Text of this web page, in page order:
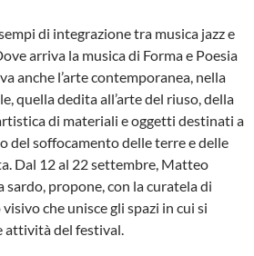
di integrazione tra musica jazz e
arriva la musica di Forma e Poesia
anche l’arte contemporanea, nella
quella dedita all’arte del riuso, della
di materiali e oggetti destinati a
del soffocamento delle terre e delle
Dal 12 al 22 settembre, Matteo
propone, con la curatela di
che unisce gli spazi in cui si
attività del festival.